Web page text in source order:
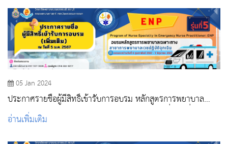
05 Jan 2024
ประกาศรายชื่อผู้มีสิทธิ์เข้ารับการอบรม หลักสูตรการพยาบาล
เฉพาะทาง สาขาการพยาบาลเวชปฏิบัติฉุกเฉินรุ่นที่ 5 (เพิ่มเติม)
อ่านเพิ่มเติม